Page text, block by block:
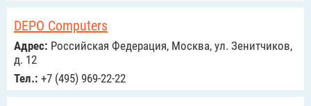
DEPO Computers
Адрес: Российcкая Федерация, Москва, ул. Зенитчиков,
д. 12
Тел.: +7 (495) 969-22-22